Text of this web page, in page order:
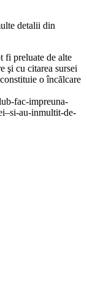
detalii din
preluate de alte
şi cu citarea sursei
o încălcare
fac-impreuna-
au-inmultit-de-